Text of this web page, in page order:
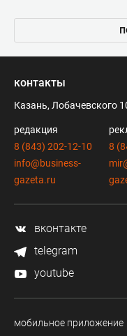
контакты
Казань, Лобачевского
редакция
8 (843) 202-12-10
info@business-
gazeta.ru
8
вконтакте
telegram
youtube
мобильное приложение